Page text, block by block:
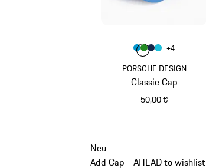
PORSCHE DESIGN
Classic Cap
50,00 €
Farbe
Farbemiamiblau
Farbe grün
Farbedunkelblau
Farbe
+4
Neu
Add Cap - AHEAD to wishlist